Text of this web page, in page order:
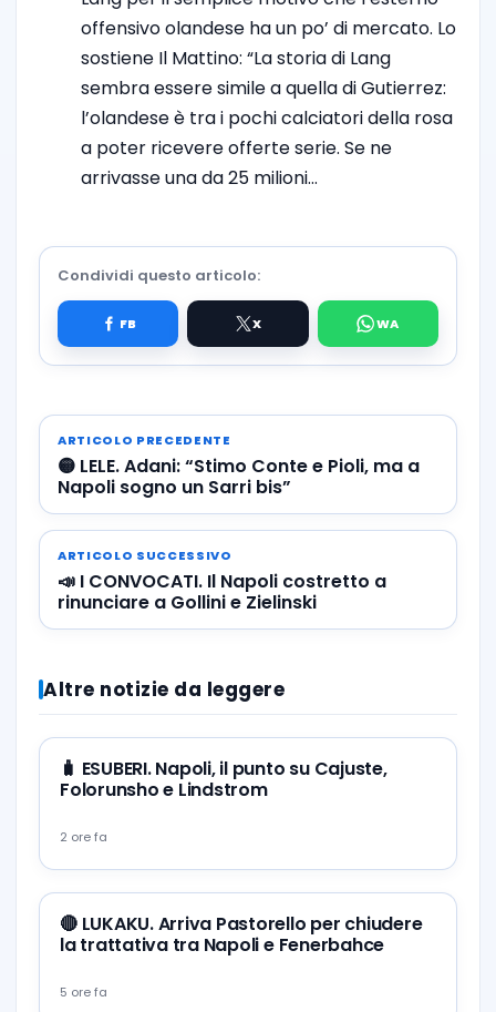
offensivo olandese ha un po’ di mercato. Lo
sostiene Il Mattino: “La storia di Lang
sembra essere simile a quella di Gutierrez:
l’olandese è tra i pochi calciatori della rosa
a poter ricevere offerte serie. Se ne
arrivasse una da 25 milioni…
Condividi questo articolo:
ARTICOLO PRECEDENTE
🟡 LELE. Adani: “Stimo Conte e Pioli, ma a
Napoli sogno un Sarri bis”
ARTICOLO SUCCESSIVO
📣 I CONVOCATI. Il Napoli costretto a
rinunciare a Gollini e Zielinski
Altre notizie da leggere
🧳 ESUBERI. Napoli, il punto su Cajuste,
Folorunsho e Lindstrom
2 ore fa
🔴 LUKAKU. Arriva Pastorello per chiudere
la trattativa tra Napoli e Fenerbahce
5 ore fa